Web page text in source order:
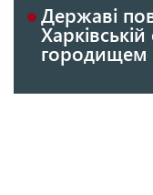
Державі
Харківській
городищем